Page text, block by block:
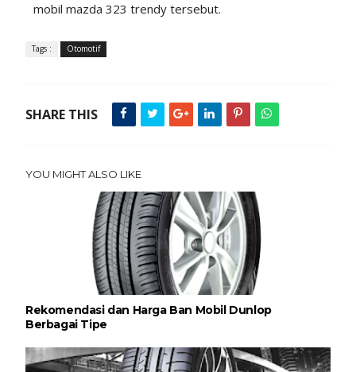
mobil mazda 323 trendy tersebut.
Tags : Otomotif
SHARE THIS
YOU MIGHT ALSO LIKE
Rekomendasi dan Harga Ban Mobil Dunlop
Berbagai Tipe